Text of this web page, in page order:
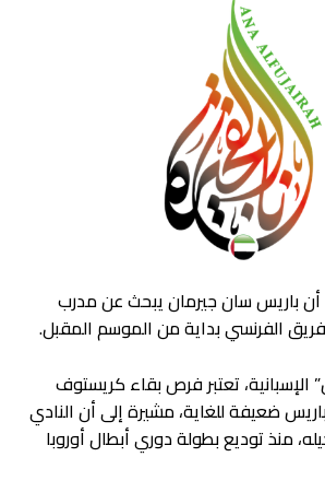
أن باريس سان جيرمان يبحث عن مدرب
الفرنسي بداية من الموسم المقبل.
تعتبر فرص بقاء كريستوف
ضعيفة للغاية، مشيرة إلى أن النادي
منذ توديع بطولة دوري أبطال أوروبا